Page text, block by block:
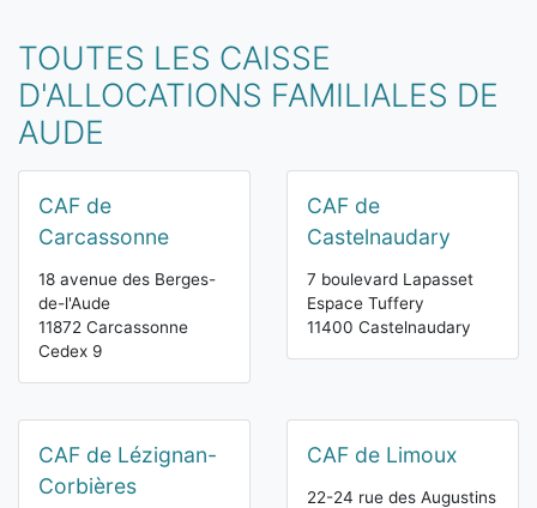
TOUTES LES CAISSE
D'ALLOCATIONS FAMILIALES DE
AUDE
CAF de
Carcassonne
18 avenue des Berges-
de-l'Aude
11872 Carcassonne
Cedex 9
CAF de
Castelnaudary
7 boulevard Lapasset
Espace Tuffery
11400 Castelnaudary
CAF de Lézignan-
Corbières
CAF de Limoux
22-24 rue des Augustins